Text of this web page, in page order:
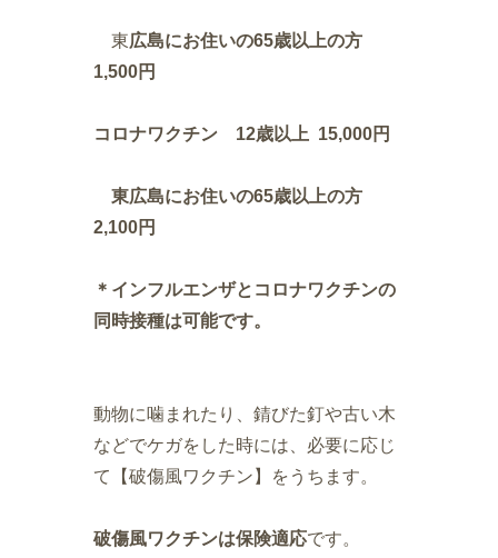
東広島にお住いの65歳以上の方
1,500円
コロナワクチン 12歳以上 15,000円
東広島にお住いの65歳以上の方
2,100円
＊インフルエンザとコロナワクチンの
同時接種は可能です。
動物に噛まれたり、錆びた釘や古い木
などでケガをした時には、必要に応じ
て【破傷風ワクチン】をうちます。
破傷風ワクチンは保険適応です。